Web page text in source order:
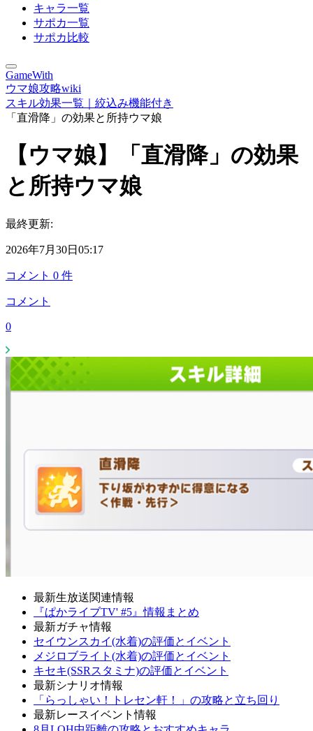
キャラ一覧
サポカ一覧
サポカ比較
GameWith
ウマ娘攻略wiki
スキル効果一覧｜絞込み機能付き
「直滑降」の効果と所持ウマ娘
【ウマ娘】「直滑降」の効果
と所持ウマ娘
最終更新:
2026年7月30日05:17
コメント 0 件
コメント
0
最新生放送関連情報
『ぱかライブTV' #5』情報まとめ
最新ガチャ情報
セイウンスカイ(水着)の評価とイベント
メジロブライト(水着)の評価とイベント
キセキ(SSRスタミナ)の評価とイベント
最新シナリオ情報
「らっしゃい！トレセン軒！」の攻略と立ち回り
最新レースイベント情報